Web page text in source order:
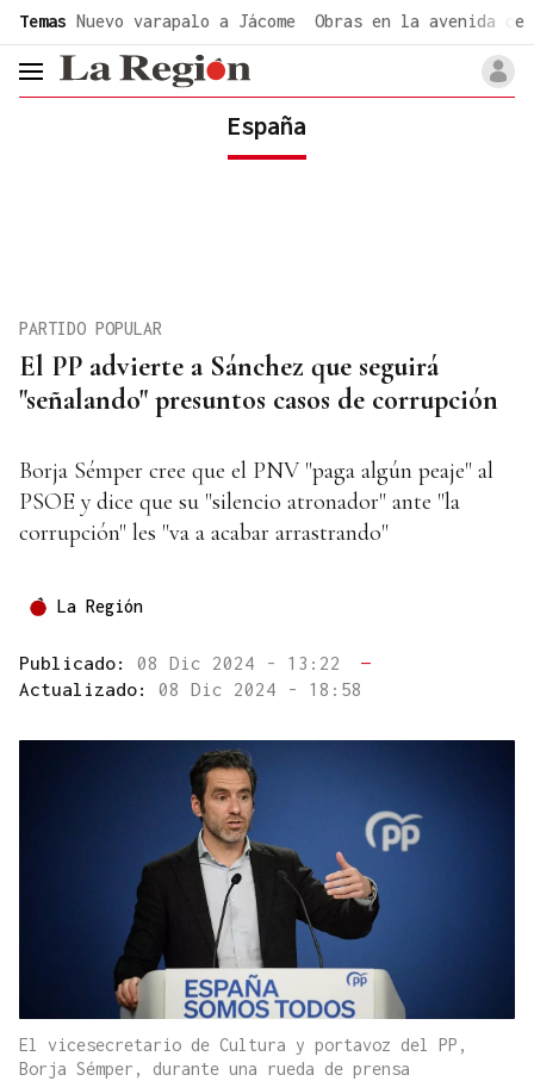
Temas Nuevo varapalo a Jácome Obras en la avenida de
header.menu.open
España
El PP advierte a Sánchez que seguirá
"señalando" presuntos casos de corrupción
PARTIDO POPULAR
Borja Sémper cree que el PNV "paga algún peaje" al
PSOE y dice que su "silencio atronador" ante "la
corrupción" les "va a acabar arrastrando"
La Región
Publicado: 08 Dic 2024 - 13:22
—
Actualizado: 08 Dic 2024 - 18:58
El vicesecretario de Cultura y portavoz del PP,
Borja Sémper, durante una rueda de prensa